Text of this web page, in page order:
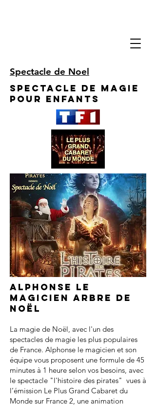
Spectacle de Noel
Spectacle de Magie
pour enfants
Alphonse le
magicien arbre de
noël
La magie de Noël, avec l'un des
spectacles de magie les plus populaires
de France. Alphonse le magicien et son
équipe vous proposent une formule de 45
minutes à 1 heure selon vos besoins, avec
le spectacle "l'histoire des pirates" vues à
l’émission Le Plus Grand Cabaret du
Monde sur France 2, une animation